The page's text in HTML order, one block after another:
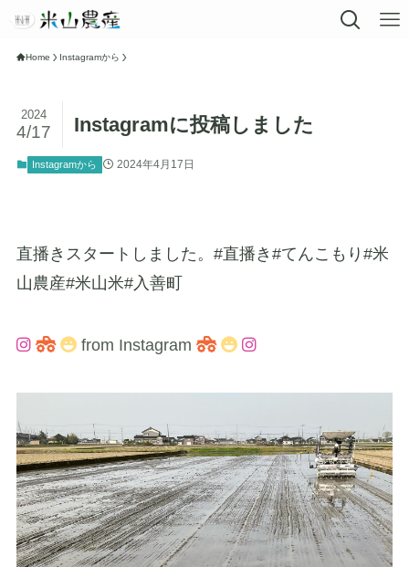
Home Instagramから
Instagramに投稿しました
2024
4/17
Instagramから 2024年4月17日
直播きスタートしました。#直播き#てんこもり#米
山農産#米山米#入善町
from Instagram